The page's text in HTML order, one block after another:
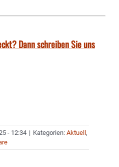
Dann schreiben Sie uns
- 12:34 | Kategorien: Aktuell ,